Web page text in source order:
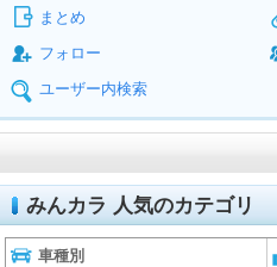
まとめ
フォロー
ユーザー内検索
みんカラ 人気のカテゴリ
車種別